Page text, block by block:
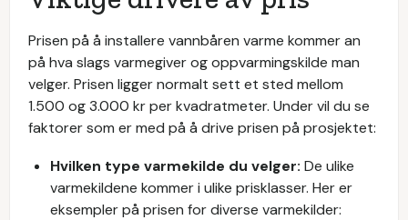
Prisen på å installere vannbåren varme kommer an
på hva slags varmegiver og oppvarmingskilde man
velger. Prisen ligger normalt sett et sted mellom
1.500 og 3.000 kr per kvadratmeter. Under vil du se
faktorer som er med på å drive prisen på prosjektet:
Hvilken type varmekilde du velger: De ulike
varmekildene kommer i ulike prisklasser. Her er
eksempler på prisen for diverse varmekilder: